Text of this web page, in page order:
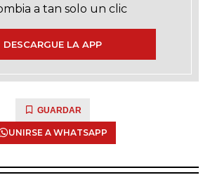
a tan solo un clic
DESCARGUE LA APP
GUARDAR
UNIRSE A WHATSAPP